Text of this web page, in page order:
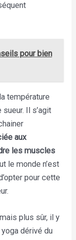
pour bien
température
Il s’agit
aux
les muscles
le monde n’est
pour cette
plus sûr, il y
yoga dérivé du